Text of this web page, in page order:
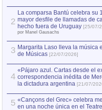
2
La comparsa Bantú celebra su
mayor desfile de llamadas de
hecho fuera de Uruguay [25/07/
por Manel Gausachs
3 Margarita Laso lleva la música
de Músicas [22/07/2026]
4
«Pájaro azul. Cartas desde el
correspondencia inédita de
la dictadura argentina [21/07/
5 «Cançons del Grec» celebra
en una noche única en el